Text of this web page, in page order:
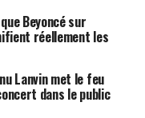
Beyoncé sur
réellement les
Lanvin met le feu
dans le public